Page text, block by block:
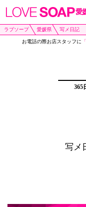
愛
ラブソープ 愛媛県 写メ日記
お電話の際お店スタッフに
365
写メ